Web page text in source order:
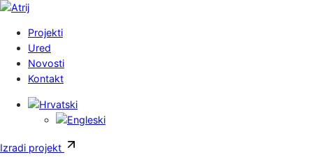
Skoči do sadržaja
Projekti
Ured
Novosti
Kontakt
Izradi projekt